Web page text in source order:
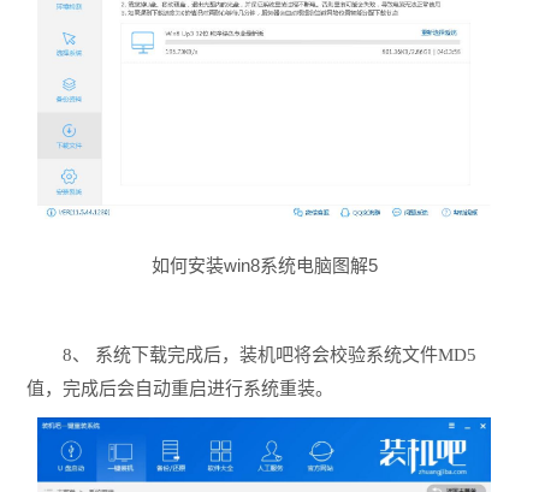
如何安装win8系统电脑图解5
8、 系统下载完成后，装机吧将会校验系统文件MD5
值，完成后会自动重启进行系统重装。